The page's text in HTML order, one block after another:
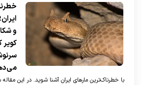
و
کویر
با خطرناک‌ترین مار‌های ایران آشنا شوید. در این